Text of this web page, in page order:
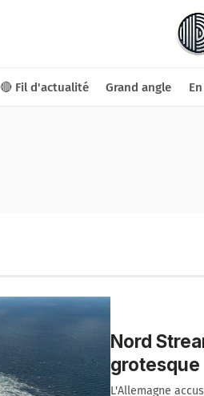
🔴 Fil d'actualité Grand angle
Nord
grotesque
L'Allemagne